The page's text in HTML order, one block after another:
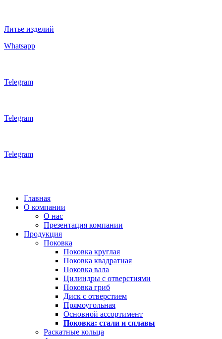
Литье изделий
Whatsapp
Telegram
Telegram
Telegram
Главная
О компании
О нас
Презентация компании
Продукция
Поковка
Поковка круглая
Поковка квадратная
Поковка вала
Цилиндры с отверстиями
Поковка гриб
Диск с отверстием
Прямоугольная
Основной ассортимент
Поковка: cтали и сплавы
Раскатные кольца